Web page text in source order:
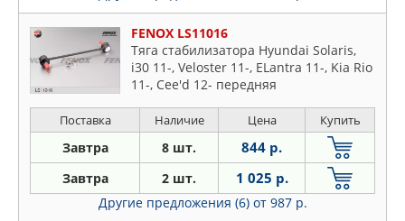
FENOX LS11016
Тяга стабилизатора Hyundai Solaris,
i30 11-, Veloster 11-, ELantra 11-, Kia Rio
11-, Cee'd 12- передняя
Поставка Наличие Цена Купить
Завтра 8 шт. 844 р.
Завтра 2 шт. 1 025 р.
Другие предложения (6) от 987 р.